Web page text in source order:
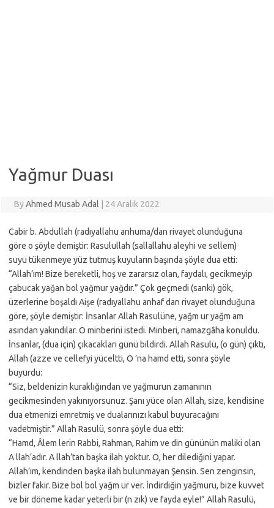
Yağmur Duası
ByAhmed Musab Adal 24 Aralık 2022
Cabir b. Abdullah (radıyallahu anhuma/dan rivayet olunduğuna
göre o şöyle demiştir: Rasulullah (sallallahu aleyhi ve sellem)
suyu tükenmeye yüz tutmuş kuyuların başında şöyle dua etti:
“Allah’ım! Bize bereketli, hoş ve zararsız olan, faydalı, gecikmeyip
çabucak yağan bol yağmur yağdır.” Çok geçmedi (sanki) gök,
üzerlerine boşaldı Aişe (radıyallahu anhaf dan rivayet olunduğuna
göre, şöyle demiştir: İnsanlar Allah Rasulüne, yağm ur yağm am
asından yakındılar. O minberini istedi. Minberi, namazgâha konuldu.
İnsanlar, (dua için) çıkacakları günü bildirdi. Allah Rasulü, (o gün) çıktı,
Allah (azze ve cellefyi yüceltti, O ’na hamd etti, sonra şöyle
buyurdu:
“Siz, beldenizin kuraklığından ve yağmurun zamanının
gecikmesinden yakınıyorsunuz. Şanı yüce olan Allah, size, kendisine
dua etmenizi emretmiş ve dualarınızı kabul buyuracağını
vadetmiştir.” Allah Rasulü, sonra şöyle dua etti:
“Hamd, Âlem lerin Rabbi, Rahman, Rahim ve din gününün maliki olan
A llah’adır. A llah’tan başka ilah yoktur. O, her dilediğini yapar.
Allah’ım, kendinden başka ilah bulunmayan Şensin. Sen zenginsin,
bizler fakir. Bize bol bol yağm ur ver. İndirdiğin yağmuru, bize kuvvet
ve bir döneme kadar yeterli bir (n zık) ve fayda eyle!” Allah Rasulü,